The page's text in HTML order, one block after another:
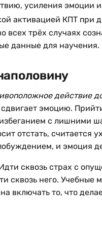
усиления эмоции и
активацией КПТ при
трёх случаях
данные для научения.
действие
эмоцию.
избеганием с лишними
отстать, считается
и эмоция
сквозь страх с
сквозь него. Учебные
включать то, что